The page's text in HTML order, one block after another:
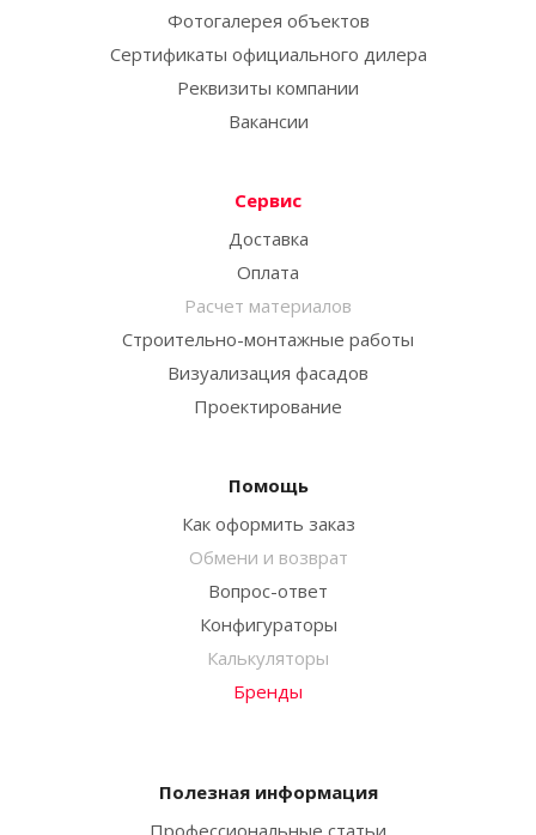
Фотогалерея объектов
Сертификаты официального дилера
Реквизиты компании
Вакансии
Сервис
Доставка
Оплата
Расчет материалов
Строительно-монтажные работы
Визуализация фасадов
Проектирование
Помощь
Как оформить заказ
Обмени и возврат
Вопрос-ответ
Конфигураторы
Калькуляторы
Бренды
Полезная информация
Профессиональные статьи